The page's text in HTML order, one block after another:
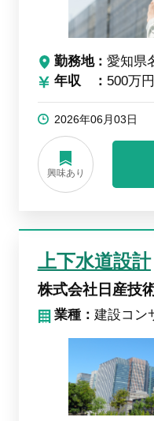
勤務地
愛知県
年収
500万
2026年06月03日
興味あり
上下水道設計
株式会社日産技
業種：建設コン